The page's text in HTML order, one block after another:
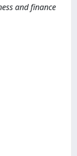
and finance